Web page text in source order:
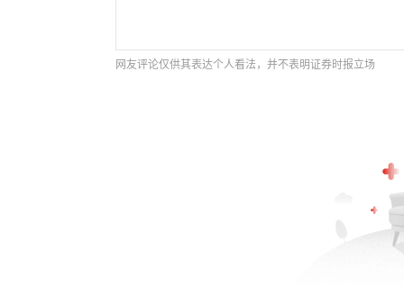
网友评论仅供其表达个人看法，并不表明证券时报立场